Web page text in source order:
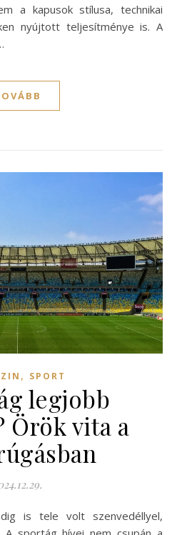
a kapusok stílusa, technikai
nyújtott teljesítménye is. A
, SPORT
legjobb
Örök vita a